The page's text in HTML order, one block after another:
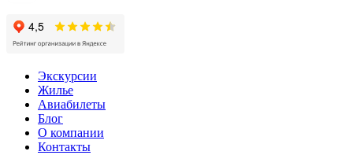
Экскурсии
Жилье
Авиабилеты
Блог
О компании
Контакты